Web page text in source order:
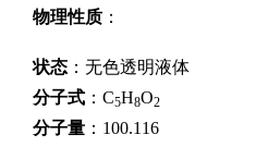
物理性质 ：
状态 ：无色透明液体
分子式 ：C5H8O2
分子量 ：100.116